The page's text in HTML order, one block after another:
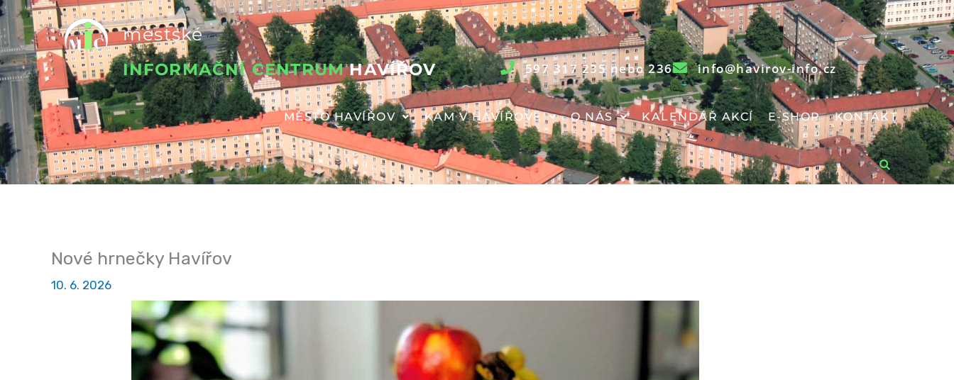
Přeskočit
na
obsah
městské
INFORMAČNÍ CENTRUM HAVÍŘOV 597 317 235 nebo 236 info@havirov-info.cz
MĚSTO HAVÍŘOV KAM V HAVÍŘOVĚ O NÁS KALENDÁŘ AKCÍ E-SHOP KONTAKT
Nové hrnečky Havířov
10. 6. 2026